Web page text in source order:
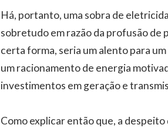
Há, portanto, uma sobra de
sobretudo em razão da profusão de
certa forma, seria um alento para
um racionamento de energia
investimentos em geração e
Como explicar então que, a